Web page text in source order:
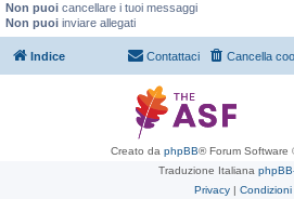
Non puoi cancellare i tuoi messaggi
Non puoi inviare allegati
Indice Cancella
Contattaci
Creato da phpBB® Forum Software
Traduzione Italiana
Privacy | Condizioni